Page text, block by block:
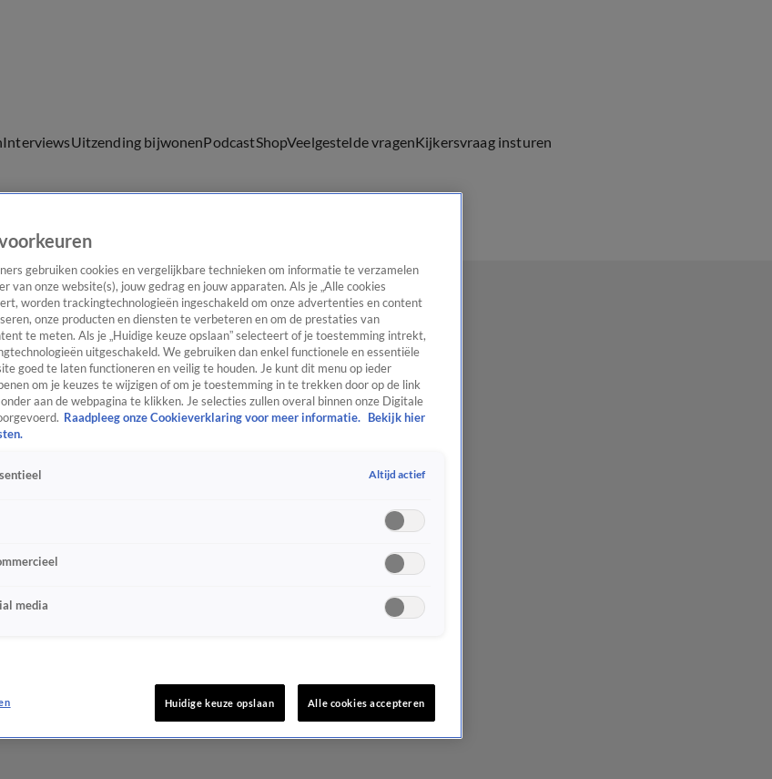
InterviewsUitzending bijwonenPodcastShopVeelgestelde vragenKijkersvraag insturen
gebruiken cookies en vergelijkbare technieken om informatie te verzamelen
van onze website(s), jouw gedrag en jouw apparaten. Als je „Alle cookies
worden trackingtechnologieën ingeschakeld om onze advertenties en content
onze producten en diensten te verbeteren en om de prestaties van
te meten. Als je „Huidige keuze opslaan” selecteert of je toestemming intrekt,
uitgeschakeld. We gebruiken dan enkel functionele en essentiële
goed te laten functioneren en veilig te houden. Je kunt dit menu op ieder
om je keuzes te wijzigen of om je toestemming in te trekken door op de link
aan de webpagina te klikken. Je selecties zullen overal binnen onze Digitale
Raadpleeg onze Cookieverklaring voor meer informatie.
Bekijk hier
Altijd actief
media
Huidige keuze opslaan Alle cookies accepteren